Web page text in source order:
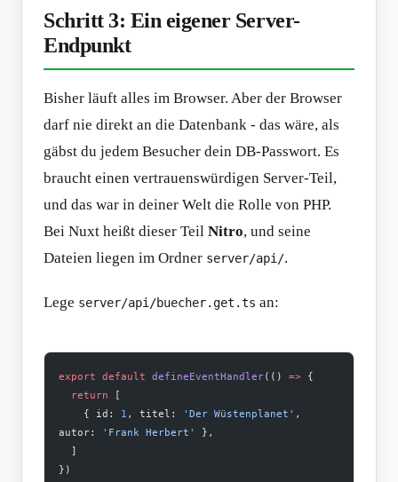
Schritt 3: Ein eigener Server-
Endpunkt
Bisher läuft alles im Browser. Aber der Browser
darf nie direkt an die Datenbank - das wäre, als
gäbst du jedem Besucher dein DB-Passwort. Es
braucht einen vertrauenswürdigen Server-Teil,
und das war in deiner Welt die Rolle von PHP.
Bei Nuxt heißt dieser Teil Nitro, und seine
Dateien liegen im Ordner server/api/.
Lege server/api/buecher.get.ts an:
export default defineEventHandler(() => {
  return
[
    { id:
1 , titel: 'Der Wüstenplanet' ,
autor:
'Frank Herbert'
},
  ]
})